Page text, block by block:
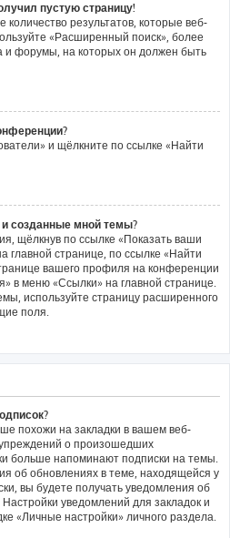
пустую страницу!
результатов, которые веб-
«Расширенный поиск», более
и форумы, на которых он должен быть
и щёлкните по ссылке «Найти
созданные мной темы?
щёлкнув по ссылке «Показать ваши
главной странице, по ссылке «Найти
вашего профиля на конференции
в меню «Ссылки» на главной странице.
используйте страницу расширенного
поля.
похожи на закладки в вашем веб-
о произошедших
больше напоминают подписки на темы.
об обновлениях в теме, находящейся у
вы будете получать уведомления об
уведомлений для закладок и
«Личные настройки» личного раздела.